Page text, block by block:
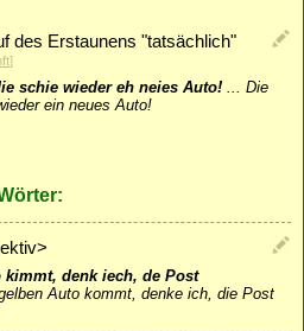
des Erstaunens "tatsächlich"
]
schie wieder eh neies Auto! ... Die
ein neues Auto!
denk iech, de Post
Auto kommt, denke ich, die Post